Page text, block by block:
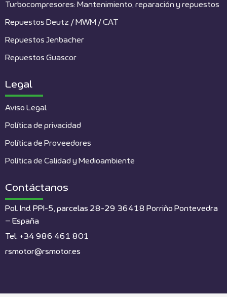
Turbocompresores: Mantenimiento, reparación y repuestos
Repuestos Deutz / MWM / CAT
Repuestos Jenbacher
Repuestos Guascor
Legal
Aviso Legal
Política de privacidad
Política de Proveedores
Política de Calidad y Medioambiente
Contáctanos
Pol. Ind. PPI-5, parcelas 28-29 36418 Porriño Pontevedra
– España
Tel: +34 986 461 801
rsmotor@rsmotor.es